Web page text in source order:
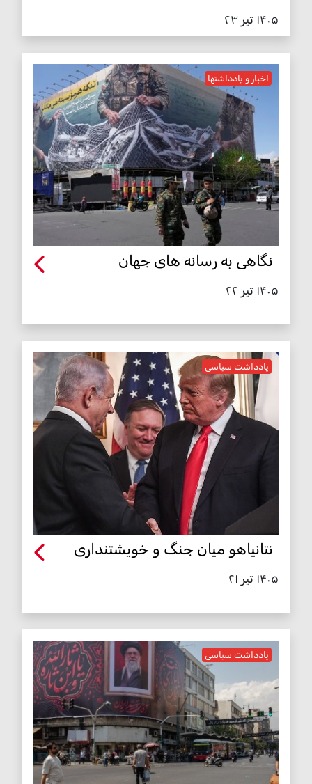
۱۴۰۵ تیر ۲۳
اخبار و یادداشتها
نگاهی به رسانه های جهان
۱۴۰۵ تیر ۲۲
یادداشت سیاسی
نتانیاهو میان جنگ و خویشتنداری
۱۴۰۵ تیر ۲۱
یادداشت سیاسی